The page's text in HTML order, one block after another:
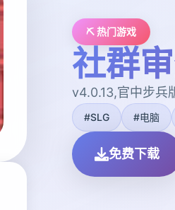
⛏️ 热门游戏
社群
v4.0.13,官中步兵
#SLG #电脑
免费下载